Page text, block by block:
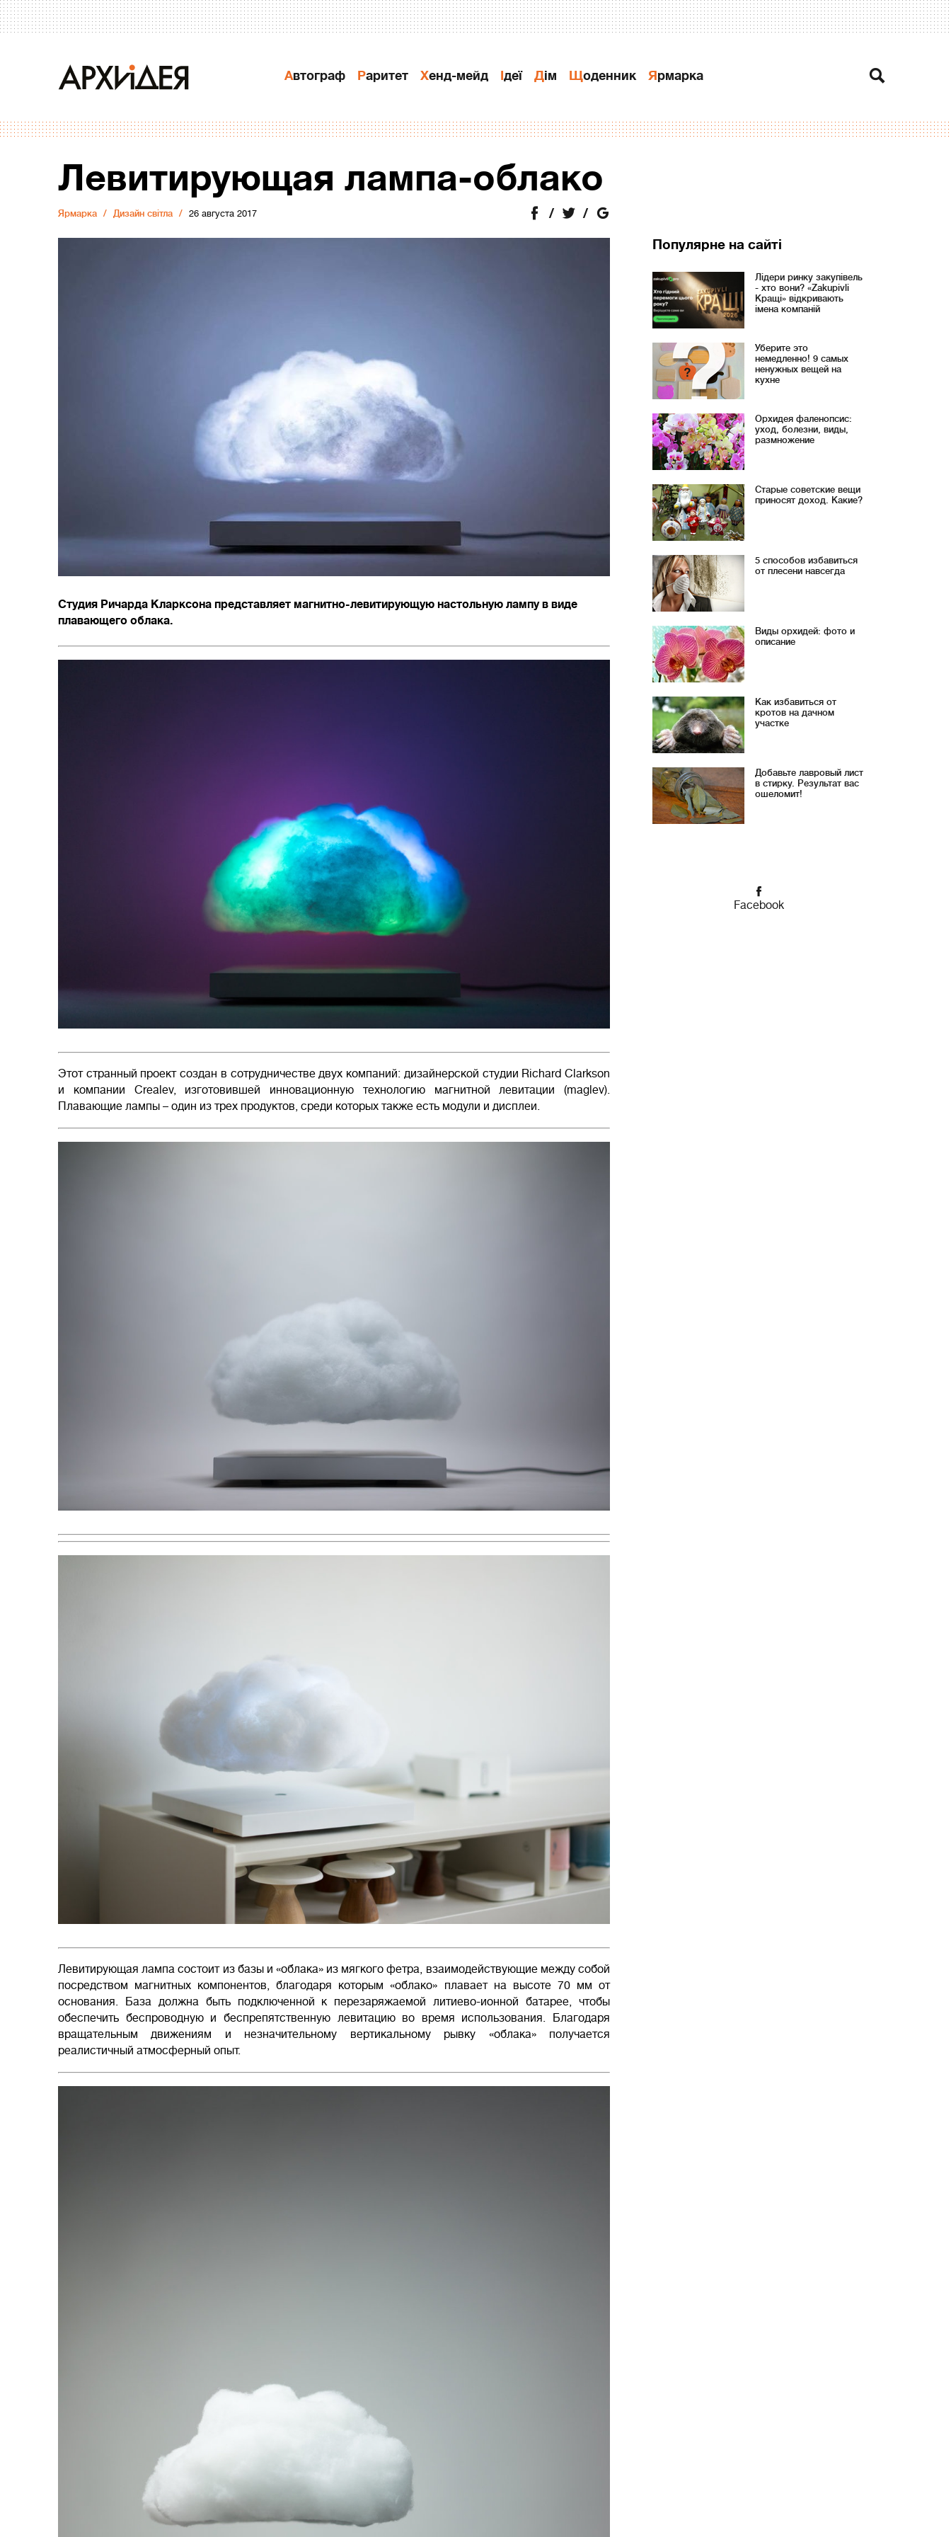
Автограф Раритет Хенд-мейд Ідеї Дiм Щоденник Ярмарка
Левитирующая лампа-облако
Ярмарка Дизайн світла 26 августа 2017
Студия Ричарда Кларксона представляет магнитно-левитирующую настольную лампу в виде
плавающего облака.
Этот странный проект создан в сотрудничестве двух компаний: дизайнерской студии Richard Clarkson
и компании Crealev, изготовившей инновационную технологию магнитной левитации (maglev).
Плавающие лампы – один из трех продуктов, среди которых также есть модули и дисплеи.
Левитирующая лампа состоит из базы и «облака» из мягкого фетра, взаимодействующие между собой
посредством магнитных компонентов, благодаря которым «облако» плавает на высоте 70 мм от
основания. База должна быть подключенной к перезаряжаемой литиево-ионной батарее, чтобы
обеспечить беспроводную и беспрепятственную левитацию во время использования. Благодаря
вращательным движениям и незначительному вертикальному рывку «облака» получается
реалистичный атмосферный опыт.
Популярне на сайті
Лідери ринку закупівель
- хто вони? «Zakupivli
Кращі» відкривають
імена компаній
Уберите это
немедленно! 9 самых
ненужных вещей на
кухне
Орхидея фаленопсис:
уход, болезни, виды,
размножение
Старые советские вещи
приносят доход. Какие?
5 способов избавиться
от плесени навсегда
Виды орхидей: фото и
описание
Как избавиться от
кротов на дачном
участке
Добавьте лавровый лист
в стирку. Результат вас
ошеломит!
Facebook